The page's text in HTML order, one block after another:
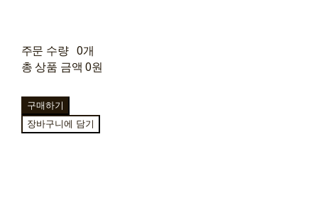
주문 수량 0개
총 상품 금액 0원
구매하기
장바구니에 담기